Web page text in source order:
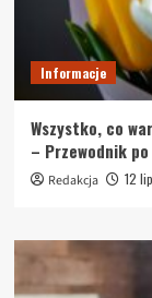
Informacje
Wszystko, co
– Przewodnik
Redakcja 12